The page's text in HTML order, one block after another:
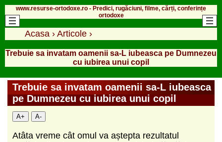
www.resurse-ortodoxe.ro - Predici, rugăciuni, filme, cărți, conferințe
ortodoxe
Acasa › Articole ›
Trebuie sa invatam oamenii sa-L iubeasca pe Dumnezeu
cu iubirea unui copil
Trebuie sa invatam oamenii sa-L iubeasca
pe Dumnezeu cu iubirea unui copil
A+ A-
Atâta vreme cât omul va aștepta rezultatul